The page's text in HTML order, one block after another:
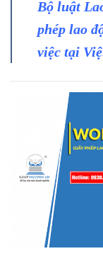
Bộ luật
phép lao
việc tại